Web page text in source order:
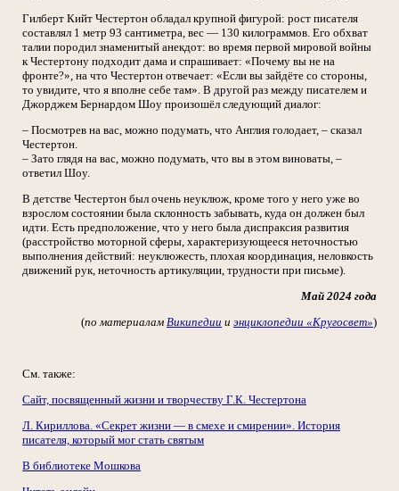
Гилберт Кийт Честертон обладал крупной фигурой: рост писателя
составлял 1 метр 93 сантиметра, вес — 130 килограммов. Его обхват
талии породил знаменитый анекдот: во время первой мировой войны
к Честертону подходит дама и спрашивает: «Почему вы не на
фронте?», на что Честертон отвечает: «Если вы зайдёте со стороны,
то увидите, что я вполне себе там». В другой раз между писателем и
Джорджем Бернардом Шоу произошёл следующий диалог:
– Посмотрев на вас, можно подумать, что Англия голодает, – сказал
Честертон.
– Зато глядя на вас, можно подумать, что вы в этом виноваты, –
ответил Шоу.
В детстве Честертон был очень неуклюж, кроме того у него уже во
взрослом состоянии была склонность забывать, куда он должен был
идти. Есть предположение, что у него была диспраксия развития
(расстройство моторной сферы, характеризующееся неточностью
выполнения действий: неуклюжесть, плохая координация, неловкость
движений рук, неточность артикуляции, трудности при письме).
Май 2024 года
(по материалам Википедии и энциклопедии «Кругосвет»)
См. также:
Сайт, посвященный жизни и творчеству Г.К. Честертона
Л. Кириллова. «Секрет жизни — в смехе и смирении». История
писателя, который мог стать святым
В библиотеке Мошкова